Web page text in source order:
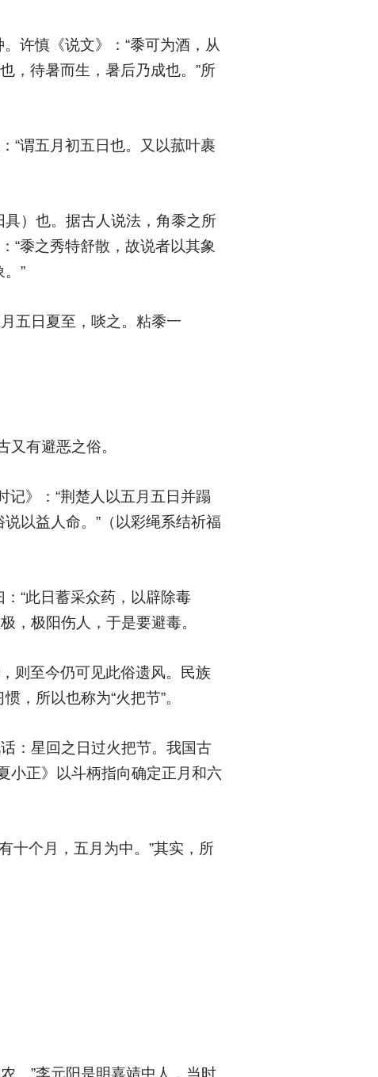
许慎《说文》：“黍可为酒，从
，待暑而生，暑后乃成也。”所
“谓五月初五日也。又以菰叶裹
）也。据古人说法，角黍之所
“黍之秀特舒散，故说者以其象
”
五日夏至，啖之。粘黍一
有避恶之俗。
记》：“荆楚人以五月五日并蹋
以益人命。”（以彩绳系结祈福
“此日蓄采众药，以辟除毒
，极阳伤人，于是要避毒。
则至今仍可见此俗遗风。民族
，所以也称为“火把节”。
：星回之日过火把节。我国古
小正》以斗柄指向确定正月和六
十个月，五月为中。”其实，所
。”李元阳是明嘉靖中人，当时